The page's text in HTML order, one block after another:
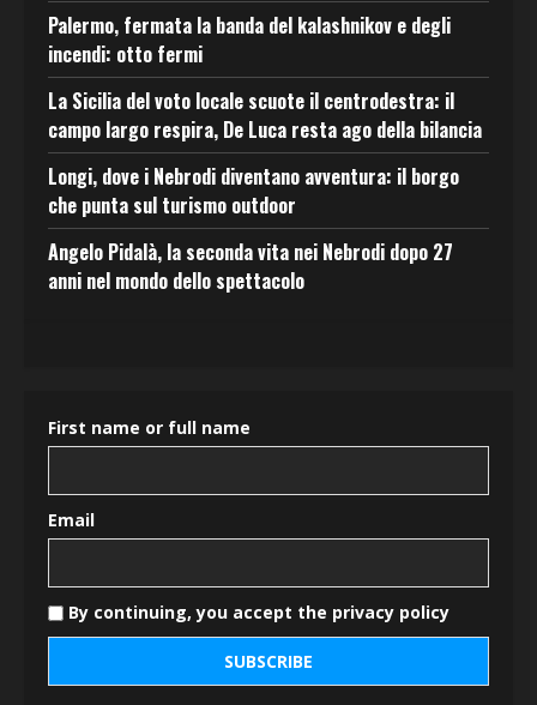
Palermo, fermata la banda del kalashnikov e degli
incendi: otto fermi
La Sicilia del voto locale scuote il centrodestra: il
campo largo respira, De Luca resta ago della bilancia
Longi, dove i Nebrodi diventano avventura: il borgo
che punta sul turismo outdoor
Angelo Pidalà, la seconda vita nei Nebrodi dopo 27
anni nel mondo dello spettacolo
First name or full name
Email
By continuing, you accept the privacy policy